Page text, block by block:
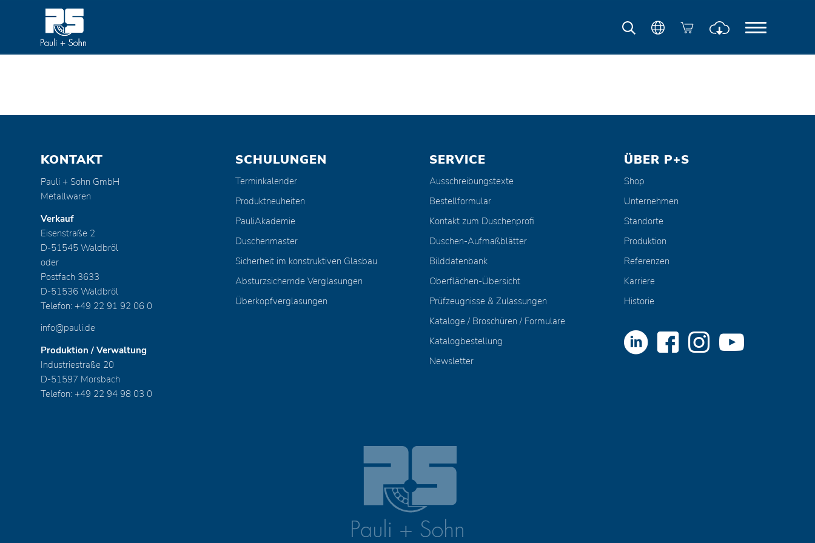
KONTAKT
Pauli + Sohn GmbH
Metallwaren
Verkauf
Eisenstraße 2
D-51545 Waldbröl
oder
Postfach 3633
D-51536 Waldbröl
Telefon: +49 22 91 92 06 0
info@pauli.de
Produktion / Verwaltung
Industriestraße 20
D-51597 Morsbach
Telefon: +49 22 94 98 03 0
SCHULUNGEN
Terminkalender
Produktneuheiten
PauliAkademie
Duschenmaster
Sicherheit im konstruktiven Glasbau
Absturzsichernde Verglasungen
Überkopfverglasungen
SERVICE
Ausschreibungstexte
Bestellformular
Kontakt zum Duschenprofi
Duschen-Aufmaßblätter
Bilddatenbank
Oberflächen-Übersicht
Prüfzeugnisse & Zulassungen
Kataloge / Broschüren / Formulare
Katalogbestellung
Newsletter
ÜBER P+S
Shop
Unternehmen
Standorte
Produktion
Referenzen
Karriere
Historie